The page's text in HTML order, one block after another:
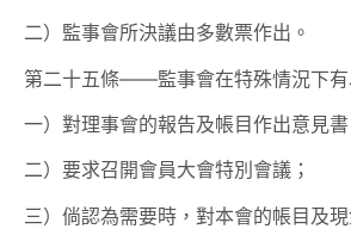
二）監事會所決議由多數票作出。
第二十五條——監事會在特殊情況下有
一）對理事會的報告及帳目作出意見書
二）要求召開會員大會特別會議；
三）倘認為需要時，對本會的帳目及